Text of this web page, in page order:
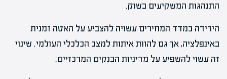
התנהגות המשקיעים בשוק.
הירידה במדד המחירים עשויה להצביע על האטה זמנית
באינפלציה, אך גם להוות איתות למצב הכלכלי העולמי. שינוי
זה עשוי להשפיע על מדיניות הבנקים המרכזיים.